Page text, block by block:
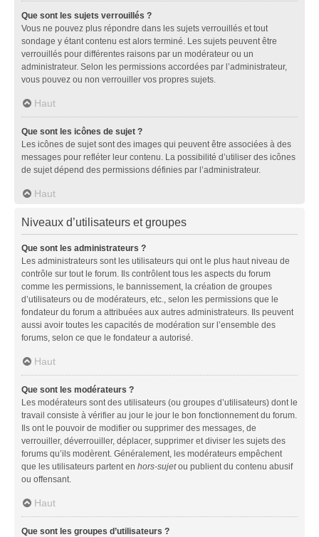
Que sont les sujets verrouillés ?
Vous ne pouvez plus répondre dans les sujets verrouillés et tout
sondage y étant contenu est alors terminé. Les sujets peuvent être
verrouillés pour différentes raisons par un modérateur ou un
administrateur. Selon les permissions accordées par l’administrateur,
vous pouvez ou non verrouiller vos propres sujets.
Haut
Que sont les icônes de sujet ?
Les icônes de sujet sont des images qui peuvent être associées à des
messages pour refléter leur contenu. La possibilité d’utiliser des icônes
de sujet dépend des permissions définies par l’administrateur.
Haut
Niveaux d’utilisateurs et groupes
Que sont les administrateurs ?
Les administrateurs sont les utilisateurs qui ont le plus haut niveau de
contrôle sur tout le forum. Ils contrôlent tous les aspects du forum
comme les permissions, le bannissement, la création de groupes
d’utilisateurs ou de modérateurs, etc., selon les permissions que le
fondateur du forum a attribuées aux autres administrateurs. Ils peuvent
aussi avoir toutes les capacités de modération sur l’ensemble des
forums, selon ce que le fondateur a autorisé.
Haut
Que sont les modérateurs ?
Les modérateurs sont des utilisateurs (ou groupes d’utilisateurs) dont le
travail consiste à vérifier au jour le jour le bon fonctionnement du forum.
Ils ont le pouvoir de modifier ou supprimer des messages, de
verrouiller, déverrouiller, déplacer, supprimer et diviser les sujets des
forums qu’ils modèrent. Généralement, les modérateurs empêchent
que les utilisateurs partent en hors-sujetou publient du contenu abusif
ou offensant.
Haut
Que sont les groupes d’utilisateurs ?